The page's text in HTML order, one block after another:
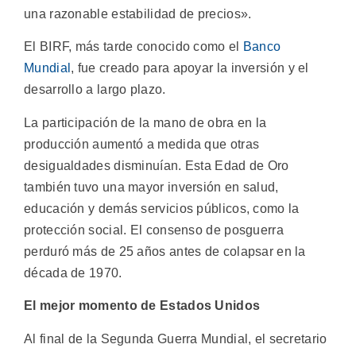
una razonable estabilidad de precios».
El BIRF, más tarde conocido como el
Banco
Mundial , fue creado para apoyar la inversión y el
desarrollo a largo plazo.
La participación de la mano de obra en la
producción aumentó a medida que otras
desigualdades disminuían. Esta Edad de Oro
también tuvo una mayor inversión en salud,
educación y demás servicios públicos, como la
protección social. El consenso de posguerra
perduró más de 25 años antes de colapsar en la
década de 1970.
El mejor momento de Estados Unidos
Al final de la Segunda Guerra Mundial, el secretario